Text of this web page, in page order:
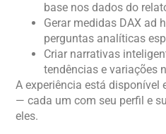
base nos dados do
Gerar medidas DAX ad
perguntas analíticas
Criar narrativas
tendências e variações
A experiência está
— cada um com seu perfil e
eles.